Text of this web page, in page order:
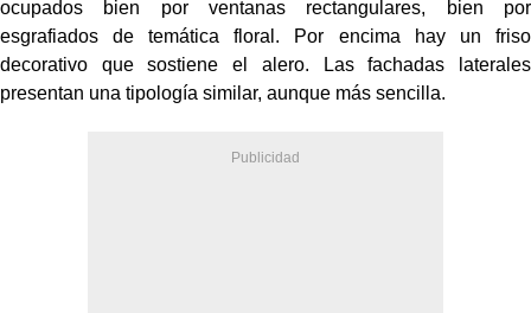
ocupados bien por ventanas rectangulares, bien por
esgrafiados de temática floral. Por encima hay un friso
decorativo que sostiene el alero. Las fachadas laterales
presentan una tipología similar, aunque más sencilla.